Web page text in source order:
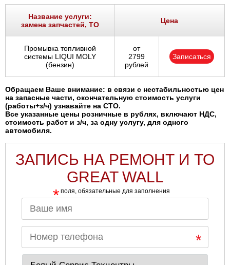
Самара
Санкт-Петербург
Саратов
Солнцево
Сочи
Тольятти
Тула
Тюмень
Ульяновск
Чебоксары
Название услуги:
замена запчастей, ТО
Цена
Промывка топливной
системы LIQUI MOLY
(бензин)
от
2799
рублей
Записаться
Обращаем Ваше внимание: в связи с нестабильностью цен
на запасные части, окончательную стоимость услуги
(работы+з/ч) узнавайте на СТО.
Все указанные цены розничные в рублях, включают НДС,
стоимость работ и з/ч, за одну услугу, для одного
автомобиля.
ЗАПИСЬ НА РЕМОНТ И ТО
GREAT WALL
* поля, обязательные для заполнения